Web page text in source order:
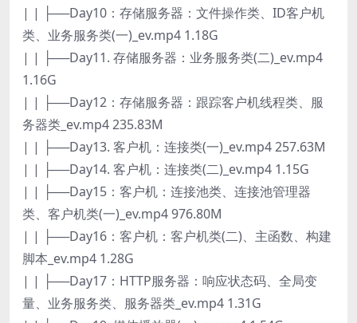
| | ├──Day10：存储服务器：文件操作类、ID客户机
类、业务服务类(一)_ev.mp4 1.18G
| | ├──Day11. 存储服务器：业务服务类(二)_ev.mp4
1.16G
| | ├──Day12：存储服务器：跟踪客户机线程类、服
务器类_ev.mp4 235.83M
| | ├──Day13. 客户机：连接类(一)_ev.mp4 257.63M
| | ├──Day14. 客户机：连接类(二)_ev.mp4 1.15G
| | ├──Day15：客户机：连接池类、连接池管理器
类、客户机类(一)_ev.mp4 976.80M
| | ├──Day16：客户机：客户机类(二)、主函数、构建
脚本_ev.mp4 1.28G
| | ├──Day17：HTTP服务器：响应状态码、全局变
量、业务服务类、服务器类_ev.mp4 1.31G